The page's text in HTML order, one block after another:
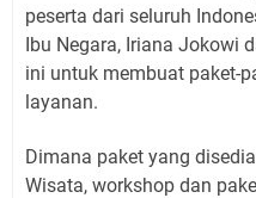
peserta dari seluruh
Ibu Negara, Iriana Jokowi
ini untuk membuat paket-
layanan.
Dimana paket yang
Wisata, workshop dan